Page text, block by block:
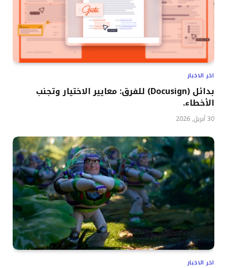
اخر الاخبار
بدائل (Docusign) للفرق: معايير الاختيار وتجنب
الأخطاء.
30 أبريل, 2026
اخر الاخبار